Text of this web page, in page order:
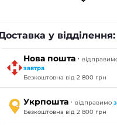
у відділення:
Нова пошта ·
завтра
Безкоштовна від 2 800 грн
Укрпошта · відправимо
Безкоштовна від 2 800 грн